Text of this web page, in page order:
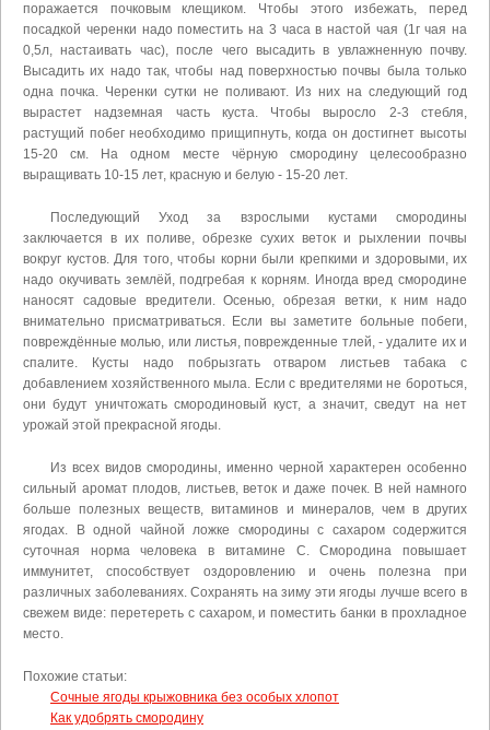
поражается почковым клещиком. Чтобы этого избежать, перед
посадкой черенки надо поместить на 3 часа в настой чая (1г чая на
0,5л, настаивать час), после чего высадить в увлажненную почву.
Высадить их надо так, чтобы над поверхностью почвы была только
одна почка. Черенки сутки не поливают. Из них на следующий год
вырастет надземная часть куста. Чтобы выросло 2-3 стебля,
растущий побег необходимо прищипнуть, когда он достигнет высоты
15-20 см. На одном месте чёрную смородину целесообразно
выращивать 10-15 лет, красную и белую - 15-20 лет.
Последующий Уход за взрослыми кустами смородины
заключается в их поливе, обрезке сухих веток и рыхлении почвы
вокруг кустов. Для того, чтобы корни были крепкими и здоровыми, их
надо окучивать землёй, подгребая к корням. Иногда вред смородине
наносят садовые вредители. Осенью, обрезая ветки, к ним надо
внимательно присматриваться. Если вы заметите больные побеги,
повреждённые молью, или листья, поврежденные тлей, - удалите их и
спалите. Кусты надо побрызгать отваром листьев табака с
добавлением хозяйственного мыла. Если с вредителями не бороться,
они будут уничтожать смородиновый куст, а значит, сведут на нет
урожай этой прекрасной ягоды.
Из всех видов смородины, именно черной характерен особенно
сильный аромат плодов, листьев, веток и даже почек. В ней намного
больше полезных веществ, витаминов и минералов, чем в других
ягодах. В одной чайной ложке смородины с сахаром содержится
суточная норма человека в витамине С. Смородина повышает
иммунитет, способствует оздоровлению и очень полезна при
различных заболеваниях. Сохранять на зиму эти ягоды лучше всего в
свежем виде: перетереть с сахаром, и поместить банки в прохладное
место.
Похожие статьи:
Сочные ягоды крыжовника без особых хлопот
Как удобрять смородину